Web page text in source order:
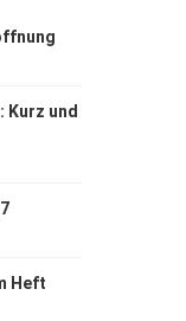
Kurz und
Heft